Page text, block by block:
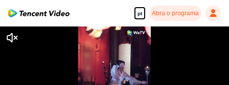
pt Abra o programa